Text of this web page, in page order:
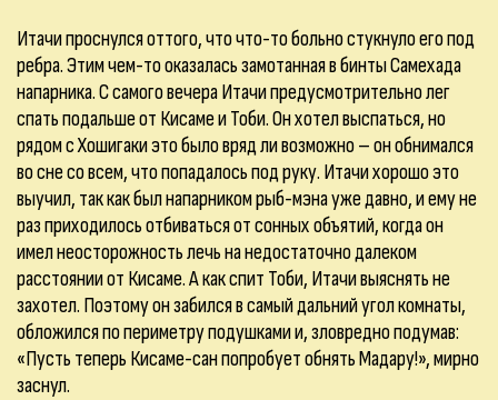
Итачи проснулся оттого, что что-то больно стукнуло его под
ребра. Этим чем-то оказалась замотанная в бинты Самехада
напарника. С самого вечера Итачи предусмотрительно лег
спать подальше от Кисаме и Тоби. Он хотел выспаться, но
рядом с Хошигаки это было вряд ли возможно – он обнимался
во сне со всем, что попадалось под руку. Итачи хорошо это
выучил, так как был напарником рыб-мэна уже давно, и ему не
раз приходилось отбиваться от сонных объятий, когда он
имел неосторожность лечь на недостаточно далеком
расстоянии от Кисаме. А как спит Тоби, Итачи выяснять не
захотел. Поэтому он забился в самый дальний угол комнаты,
обложился по периметру подушками и, зловредно подумав:
«Пусть теперь Кисаме-сан попробует обнять Мадару!», мирно
заснул.